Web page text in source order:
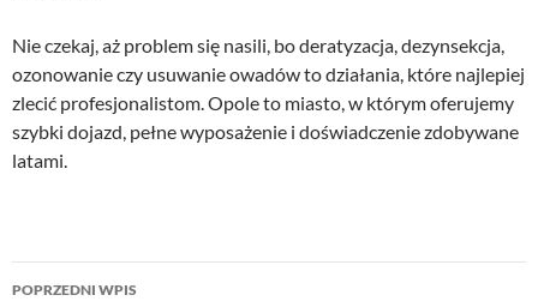
Nie czekaj, aż problem się nasili, bo deratyzacja, dezynsekcja,
ozonowanie czy usuwanie owadów to działania, które najlepiej
zlecić profesjonalistom. Opole to miasto, w którym oferujemy
szybki dojazd, pełne wyposażenie i doświadczenie zdobywane
latami.
Nawigacja
POPRZEDNI WPIS